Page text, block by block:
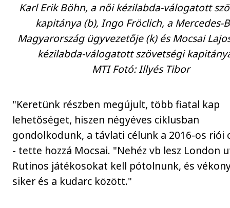
Karl Erik Böhn, a női kézilabda-válogatott
kapitánya (b), Ingo Fröclich, a Mercedes-
Magyarország ügyvezetője (k) és Mocsai
kézilabda-válogatott szövetségi
MTI Fotó: Illyés Tibor
"Keretünk részben megújult, több fiatal kap
lehetőséget, hiszen négyéves ciklusban
gondolkodunk, a távlati célunk a 2016-os riói
- tette hozzá Mocsai. "Nehéz vb lesz London
Rutinos játékosokat kell pótolnunk, és
siker és a kudarc között."